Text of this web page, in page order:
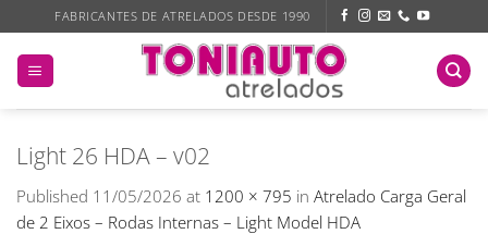
to
content
FABRICANTES DE ATRELADOS DESDE 1990
Light 26 HDA – v02
Published 11/05/2026 at 1200 × 795 in Atrelado Carga Geral
de 2 Eixos – Rodas Internas – Light Model HDA